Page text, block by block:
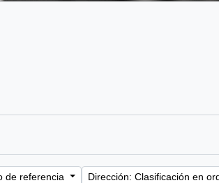
de referencia Dirección: Clasificación en